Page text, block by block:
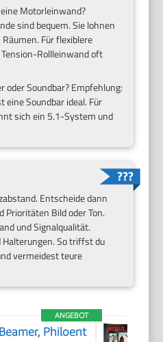
Motorleinwand?
sind bequem. Sie lohnen
Für flexiblere
Rollleinwand oft
oder Soundbar? Empfehlung:
Soundbar ideal. Für
sich ein 5.1-System und
Entscheide dann
Prioritäten Bild oder Ton.
und Signalqualität.
Halterungen. So triffst du
vermeidest teure
ANGEBOT
Philoent